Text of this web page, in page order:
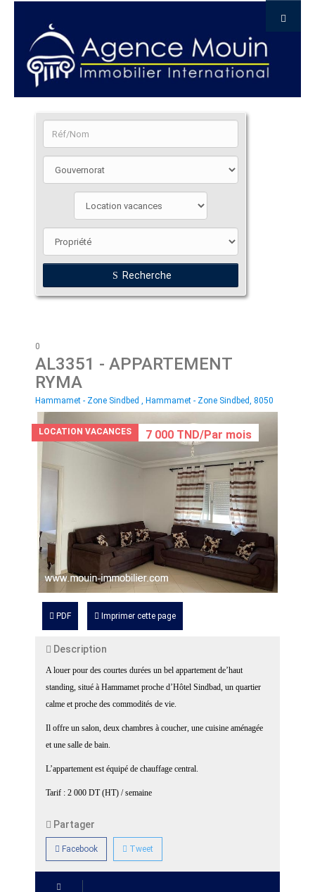
Recherche
0
AL3351 - APPARTEMENT
RYMA
Hammamet - Zone Sindbed , Hammamet - Zone Sindbed, 8050
LOCATION VACANCES 7 000 TND/Par mois
PDF Imprimer cette page
Description
A louer pour des courtes durées un bel appartement de’haut
standing, situé à Hammamet proche d’Hôtel Sindbad, un quartier
calme et proche des commodités de vie.
Il offre un salon, deux chambres à coucher, une cuisine aménagée
et une salle de bain.
L’appartement est équipé de chauffage central.
Tarif : 2 000 DT (HT) / semaine
Partager
Facebook Tweet